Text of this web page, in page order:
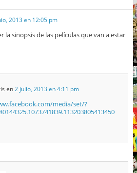
2013 en 12:05 pm
la sinopsis de las películas que van a estar
en2 julio, 2013 en 4:11 pm
media/set/?